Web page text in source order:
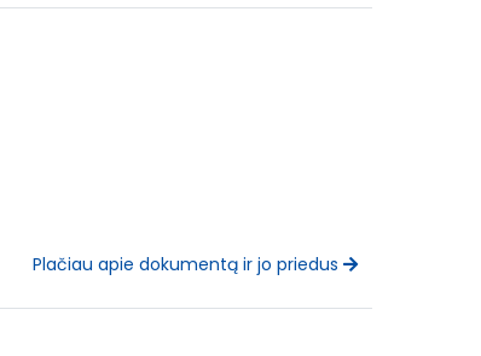
Plačiau apie dokumentą ir jo priedus